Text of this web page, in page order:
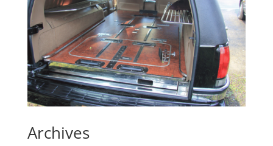
Archives